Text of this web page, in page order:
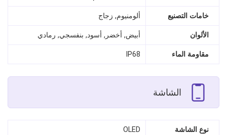
خامات التصنيع ألومنيوم, زجاج
الألوان أبيض, أخضر, أسود, بنفسجي, رمادي
مقاومة الماء IP68
الشاشة
نوع الشاشة OLED